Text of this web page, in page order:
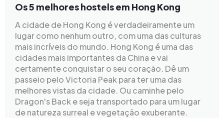
Os 5 melhores hostels em Hong Kong
A cidade de Hong Kong é verdadeiramente um
lugar como nenhum outro, com uma das culturas
mais incríveis do mundo. Hong Kong é uma das
cidades mais importantes da China e vai
certamente conquistar o seu coração. Dê um
passeio pelo Victoria Peak para ter uma das
melhores vistas da cidade. Ou caminhe pelo
Dragon's Back e seja transportado para um lugar
de natureza surreal e vegetação exuberante.